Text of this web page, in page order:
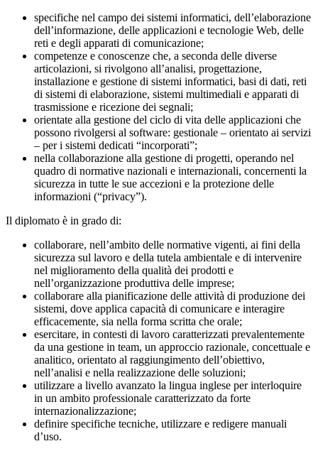
specifiche nel campo dei sistemi informatici, dell’elaborazione
dell’informazione, delle applicazioni e tecnologie Web, delle
reti e degli apparati di comunicazione;
competenze e conoscenze che, a seconda delle diverse
articolazioni, si rivolgono all’analisi, progettazione,
installazione e gestione di sistemi informatici, basi di dati, reti
di sistemi di elaborazione, sistemi multimediali e apparati di
trasmissione e ricezione dei segnali;
orientate alla gestione del ciclo di vita delle applicazioni che
possono rivolgersi al software: gestionale – orientato ai servizi
– per i sistemi dedicati “incorporati”;
nella collaborazione alla gestione di progetti, operando nel
quadro di normative nazionali e internazionali, concernenti la
sicurezza in tutte le sue accezioni e la protezione delle
informazioni (“privacy”).
Il diplomato è in grado di:
collaborare, nell’ambito delle normative vigenti, ai fini della
sicurezza sul lavoro e della tutela ambientale e di intervenire
nel miglioramento della qualità dei prodotti e
nell’organizzazione produttiva delle imprese;
collaborare alla pianificazione delle attività di produzione dei
sistemi, dove applica capacità di comunicare e interagire
efficacemente, sia nella forma scritta che orale;
esercitare, in contesti di lavoro caratterizzati prevalentemente
da una gestione in team, un approccio razionale, concettuale e
analitico, orientato al raggiungimento dell’obiettivo,
nell’analisi e nella realizzazione delle soluzioni;
utilizzare a livello avanzato la lingua inglese per interloquire
in un ambito professionale caratterizzato da forte
internazionalizzazione;
definire specifiche tecniche, utilizzare e redigere manuali
d’uso.